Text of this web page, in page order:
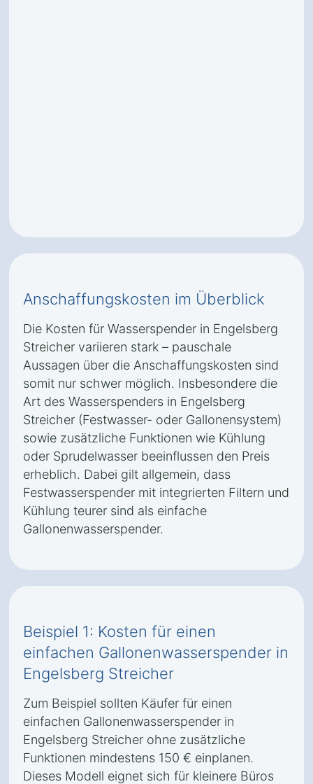
Anschaffungskosten im Überblick
Die Kosten für Wasserspender in Engelsberg
Streicher variieren stark – pauschale
Aussagen über die Anschaffungskosten sind
somit nur schwer möglich. Insbesondere die
Art des Wasserspenders in Engelsberg
Streicher (Festwasser- oder Gallonensystem)
sowie zusätzliche Funktionen wie Kühlung
oder Sprudelwasser beeinflussen den Preis
erheblich. Dabei gilt allgemein, dass
Festwasserspender mit integrierten Filtern und
Kühlung teurer sind als einfache
Gallonenwasserspender.
Beispiel 1: Kosten für einen
einfachen Gallonenwasserspender in
Engelsberg Streicher
Zum Beispiel sollten Käufer für einen
einfachen Gallonenwasserspender in
Engelsberg Streicher ohne zusätzliche
Funktionen mindestens 150 € einplanen.
Dieses Modell eignet sich für kleinere Büros